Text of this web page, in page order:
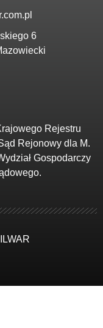
6
Rejestru
Rejonowy dla M.
Gospodarczy